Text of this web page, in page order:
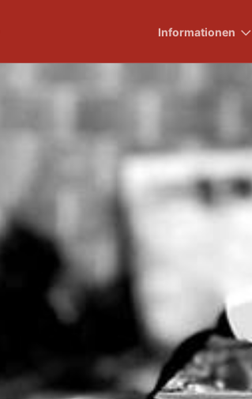
Informationen